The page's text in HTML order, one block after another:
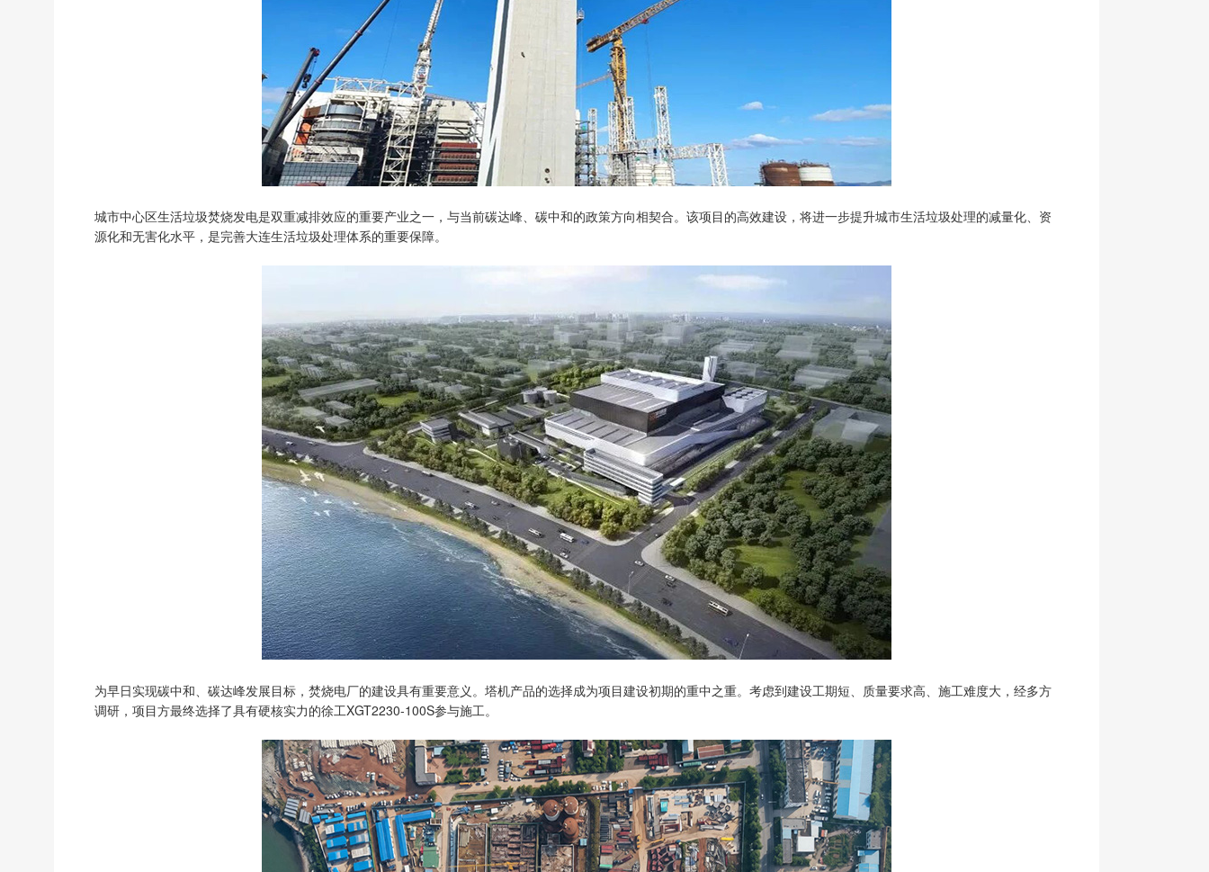
城市中心区生活垃圾焚烧发电是双重减排效应的重要产业之一，与当前碳达峰、碳中和的政策方向相契合。该项目的高效建设，将进一步提升城市生活垃圾处理的减量化、资
源化和无害化水平，是完善大连生活垃圾处理体系的重要保障。
为早日实现碳中和、碳达峰发展目标，焚烧电厂的建设具有重要意义。塔机产品的选择成为项目建设初期的重中之重。考虑到建设工期短、质量要求高、施工难度大，经多方
调研，项目方最终选择了具有硬核实力的徐工XGT2230-100S参与施工。